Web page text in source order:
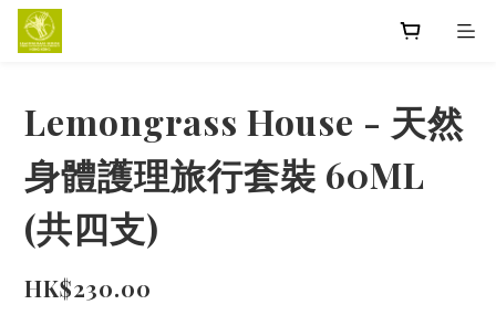
Lemongrass House - 天然
身體護理旅行套裝 60ML
(共四支)
HK$230.00